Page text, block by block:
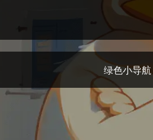
绿色小导航